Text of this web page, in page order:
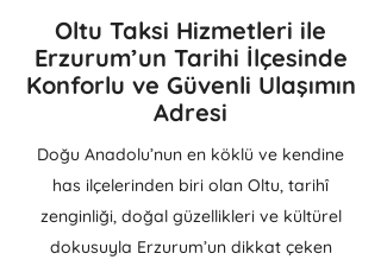
Oltu Taksi Hizmetleri ile
Erzurum’un Tarihi İlçesinde
Konforlu ve Güvenli Ulaşımın
Adresi
Doğu Anadolu’nun en köklü ve kendine
has ilçelerinden biri olan Oltu, tarihî
zenginliği, doğal güzellikleri ve kültürel
dokusuyla Erzurum’un dikkat çeken